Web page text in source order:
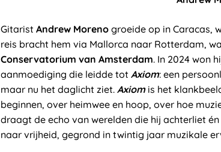
Gitarist Andrew Moreno groeide op in Caracas,
reis bracht hem via Mallorca naar Rotterdam,
Conservatorium van Amsterdam. In 2024 won
aanmoediging die leidde tot Axiom: een
maar nu het daglicht ziet. Axiomis het
beginnen, over heimwee en hoop, over hoe
draagt de echo van werelden die hij achterliet
naar vrijheid, gegrond in twintig jaar muzikale